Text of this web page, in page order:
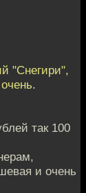
"Снегири",
так 100
и очень